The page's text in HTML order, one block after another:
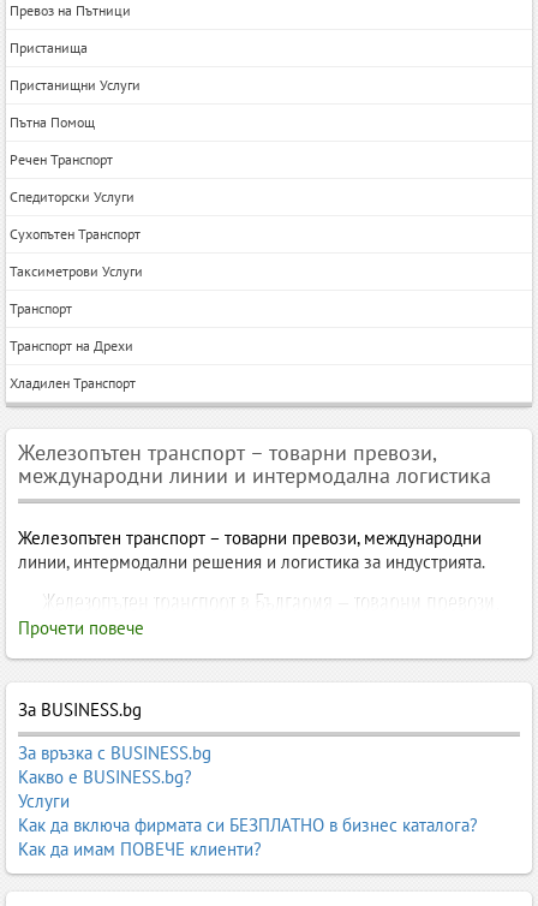
Превоз на Пътници
Пристанища
Пристанищни Услуги
Пътна Помощ
Речен Транспорт
Спедиторски Услуги
Сухопътен Транспорт
Таксиметрови Услуги
Транспорт
Транспорт на Дрехи
Хладилен Транспорт
Железопътен транспорт – товарни превози,
международни линии и интермодална логистика
Железопътен транспорт – товарни превози, международни
линии, интермодални решения и логистика за индустрията.
Железопътен транспорт в България – товарни превози,
международни линии и интермодална логистика
Железопътният транспорт е един от най-икономичните,
и Европа. Той е предпочитан за тежки, обемни и насипни
товари, както и за международни превози на дълги разстояния.
Железопътната мрежа на България свързва страната с ключови
европейски коридори, пристанища, индустриални зони и
логистични центрове.
Категорията обединява всички компании, които предлагат
железопътен транспорт – товарни превози, интермодални
Прочети повече
За BUSINESS.bg
За връзка с BUSINESS.bg
Какво е BUSINESS.bg?
Услуги
Как да включа фирмата си БЕЗПЛАТНО в бизнес каталога?
Как да имам ПОВЕЧЕ клиенти?